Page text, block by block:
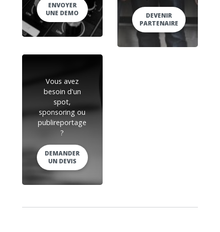
ENVOYER
UNE DEMO
DEVENIR
PARTENAIRE
Vous avez
besoin d'un
spot,
sponsoring ou
publireportage
?
DEMANDER
UN DEVIS